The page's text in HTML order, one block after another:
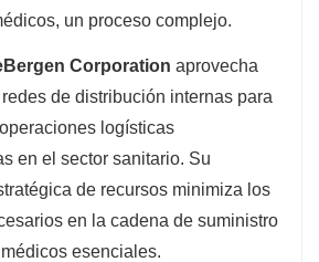
un proceso complejo.
Corporation aprovecha
de distribución internas para
logísticas
en el sector sanitario. Su
de recursos minimiza los
en la cadena de suministro
esenciales.